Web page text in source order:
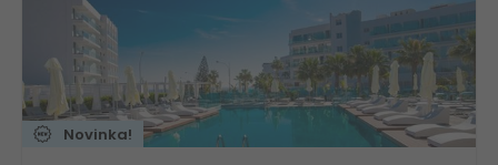
Novinka!